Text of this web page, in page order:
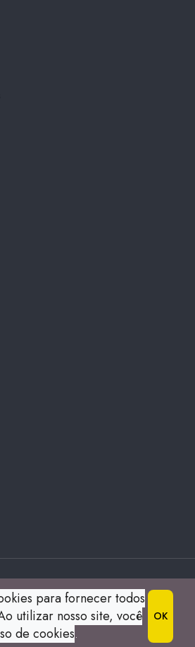
Claros All Right Reserved.
Blue Sky s
para fornecer todos
utilizar nosso site, você
de cookies.
OK